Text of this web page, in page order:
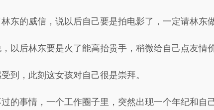
东的威信，说以后自己要是拍电影了，一定请林东
以后林东要是火了能高抬贵手，稍微给自己点友情价
到，此刻这女孩对自己很是崇拜。
的事情，一个工作圈子里，突然出现一个年纪和自